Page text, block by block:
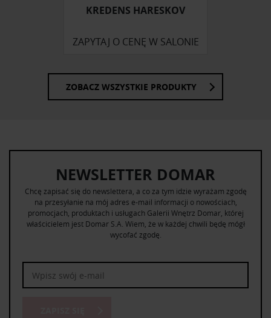
KREDENS HARESKOV
ZAPYTAJ O CENĘ W SALONIE
ZOBACZ WSZYSTKIE PRODUKTY
NEWSLETTER DOMAR
Chcę zapisać się do newslettera, a co za tym idzie wyrażam zgodę
na przesyłanie na mój adres e-mail informacji o nowościach,
promocjach, produktach i usługach Galerii Wnętrz Domar, której
właścicielem jest Domar S.A. Wiem, że w każdej chwili będę mógł
wycofać zgodę.